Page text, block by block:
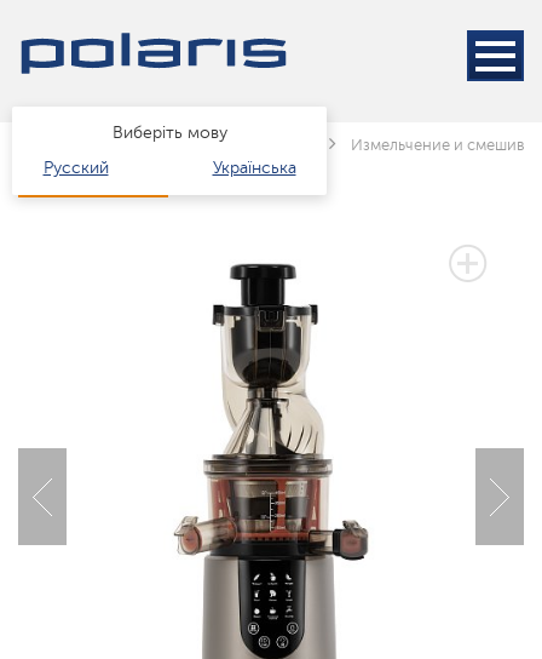
Виберіть мову
Русский
Українська
Каталог Техніка для кухні Измельчение и
2 РОКИ ГАРАНТІЇ